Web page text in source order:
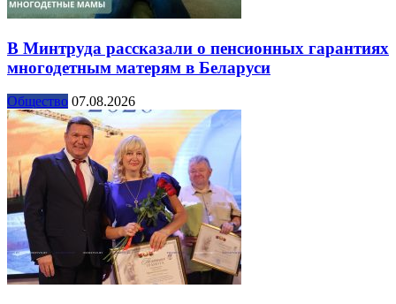
В Минтруда рассказали о пенсионных гарантиях
многодетным матерям в Беларуси
Общество 07.08.2026